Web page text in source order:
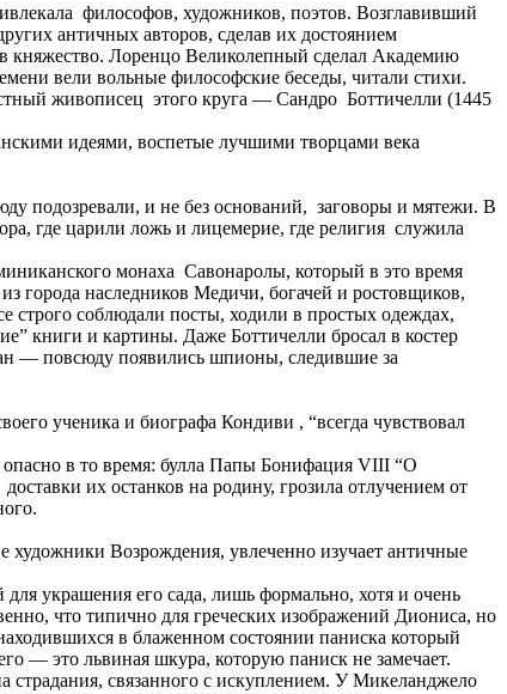
философов, художников, поэтов. Возглавивший
античных авторов, сделав их достоянием
княжество. Лоренцо Великолепный сделал Академию
вели вольные философские беседы, читали стихи.
живописец этого круга — Сандро Боттичелли (1445
идеями, воспетые лучшими творцами века
подозревали, и не без оснований, заговоры и мятежи. В
где царили ложь и лицемерие, где религия служила
монаха Савонаролы, который в это время
города наследников Медичи, богачей и ростовщиков,
строго соблюдали посты, ходили в простых одеждах,
книги и картины. Даже Боттичелли бросал в костер
— повсюду появились шпионы, следившие за
ученика и биографа Кондиви , “всегда чувствовал
опасно в то время: булла Папы Бонифация VIII “О
их останков на родину, грозила отлучением от
художники Возрождения, увлеченно изучает античные
украшения его сада, лишь формально, хотя и очень
что типично для греческих изображений Диониса, но
в блаженном состоянии паниска который
— это львиная шкура, которую паниск не замечает.
страдания, связанного с искуплением. У Микеланджело